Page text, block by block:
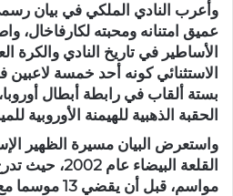
وأعرب النادي الملكي في بيان
عميق امتنانه ومحبته لكارفاخال،
الأساطير في تاريخ النادي والكرة
الاستثنائي كونه أحد خمسة لاعبين
بستة ألقاب في رابطة أبطال
الحقبة الذهبية للهيمنة الأوروبية
واستعرض البيان مسيرة الظهير
القلعة البيضاء
مواسم، قبل أن